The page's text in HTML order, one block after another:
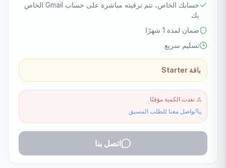
حسابك الخاص، تتم ترقيته مباشرة على حساب Gmail الخاص
بك
ضمان لمدة 1 شهرًا
تسليم سريع
باقة Starter
⚠️ نفدت الكمية مؤقتًا
تواصل معنا للطلب المسبق
اتصل بنا